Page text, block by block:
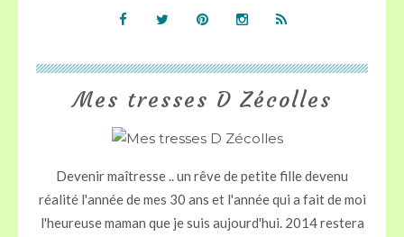
Mes tresses D Zécolles
Devenir maîtresse .. un rêve de petite fille devenu
réalité l'année de mes 30 ans et l'année qui a fait de moi
l'heureuse maman que je suis aujourd'hui. 2014 restera